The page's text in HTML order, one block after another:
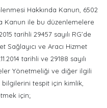
Hakkında Kanun, 6502
Kanun ile bu düzenlemelere
tarihli 29457 sayılı RG’de
Sağlayıcı ve Aracı Hizmet
tarihli ve 29188 sayılı
Yönetmeliği ve diğer ilgili
tespit için kimlik,
için;